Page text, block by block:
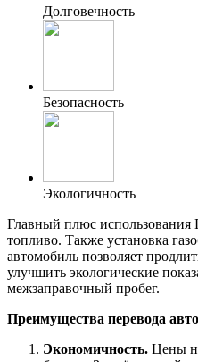
Долговечность
Безопасность
Экологичность
Главный плюс использования
топливо. Также установка
автомобиль позволяет
улучшить экологические
межзаправочный пробег.
Преимущества перевода
Экономичность. Цены